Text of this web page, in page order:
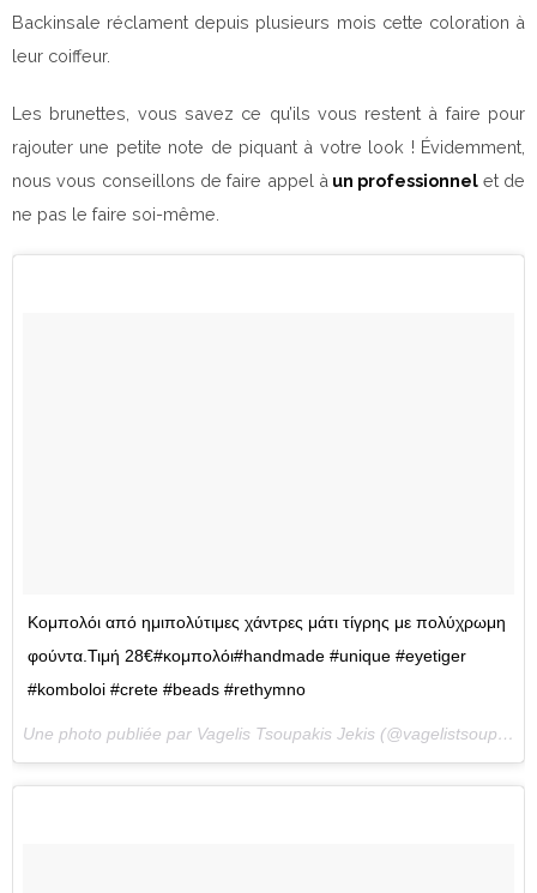
Backinsale réclament depuis plusieurs mois cette coloration à
leur coiffeur.
Les brunettes, vous savez ce qu’ils vous restent à faire pour
rajouter une petite note de piquant à votre look ! Évidemment,
nous vous conseillons de faire appel à un professionnel et de
ne pas le faire soi-même.
Κομπολόι από ημιπολύτιμες χάντρες μάτι τίγρης με πολύχρωμη
φούντα.Τιμή 28€#κομπολόι#handmade #unique #eyetiger
#komboloi #crete #beads #rethymno
Une photo publiée par Vagelis Tsoupakis Jekis (@vagelistsoupakis) le